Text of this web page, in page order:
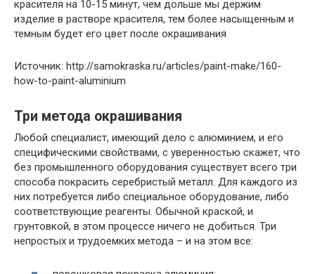
красителя на 10-15 минут, чем дольше мы держим
изделие в растворе красителя, тем более насыщенным и
темным будет его цвет после окрашивания
Источник: http://samokraska.ru/articles/paint-make/160-
how-to-paint-aluminium
Три метода окрашивания
Любой специалист, имеющий дело с алюминием, и его
специфическими свойствами, с уверенностью скажет, что
без промышленного оборудования существует всего три
способа покрасить серебристый металл. Для каждого из
них потребуется либо специальное оборудование, либо
соответствующие реагенты. Обычной краской, и
грунтовкой, в этом процессе ничего не добиться. Три
непростых и трудоемких метода – и на этом все: